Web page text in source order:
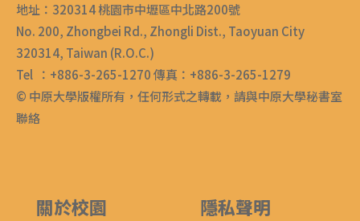
地址：320314 桃園市中壢區中北路200號
No. 200, Zhongbei Rd., Zhongli Dist., Taoyuan City
320314, Taiwan (R.O.C.)
Tel ：+886-3-265-1270 傳真：+886-3-265-1279
© 中原大學版權所有，任何形式之轉載，請與中原大學秘書室
聯絡
關於校園 隱私聲明